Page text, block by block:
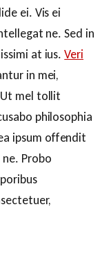
ei. Vis ei
ne. Sed in
at ius.Veri
in mei,
mel tollit
philosophia
ipsum offendit
Probo